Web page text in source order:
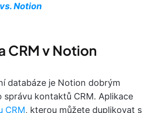
Notion
CRM v Notion
databáze je Notion dobrým
správu kontaktů CRM. Aplikace
CRM, kterou můžete duplikovat s